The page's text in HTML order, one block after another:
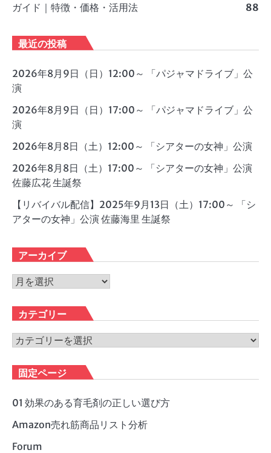
ガイド｜特徴・価格・活用法
88
最近の投稿
2026年8月9日（日）12:00～ 「パジャマドライブ」公
演
2026年8月9日（日）17:00～ 「パジャマドライブ」公
演
2026年8月8日（土）12:00～ 「シアターの女神」公演
2026年8月8日（土）17:00～ 「シアターの女神」公演
佐藤広花 生誕祭
【リバイバル配信】2025年9月13日（土）17:00～ 「シ
アターの女神」公演 佐藤海里 生誕祭
アーカイブ
ア
カ
イ
ブ
カテゴリー
カ
ゴ
リ
ー
固定ページ
01 効果のある育毛剤の正しい選び方
Amazon売れ筋商品リスト分析
Forum